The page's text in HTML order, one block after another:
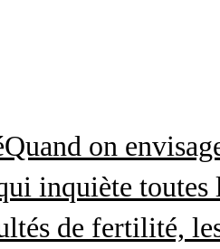
Quand on
inquiète
de fertilité,